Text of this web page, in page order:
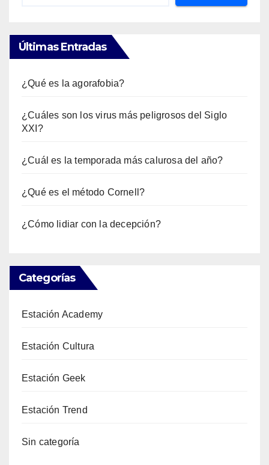
Últimas Entradas
¿Qué es la agorafobia?
¿Cuáles son los virus más peligrosos del Siglo
XXI?
¿Cuál es la temporada más calurosa del año?
¿Qué es el método Cornell?
¿Cómo lidiar con la decepción?
Categorías
Estación Academy
Estación Cultura
Estación Geek
Estación Trend
Sin categoría